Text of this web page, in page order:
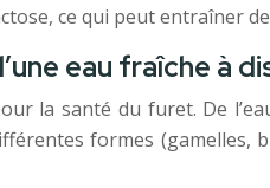
ce qui peut entraîner
eau fraîche à
la santé du furet. De
formes